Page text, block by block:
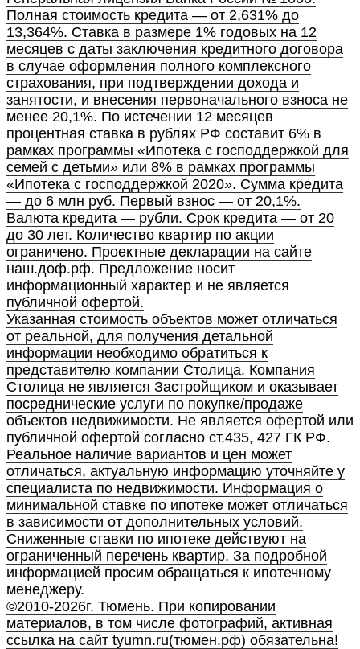
Полная стоимость кредита — от 2,631% до
13,364%. Ставка в размере 1% годовых на 12
месяцев с даты заключения кредитного договора
в случае оформления полного комплексного
страхования, при подтверждении дохода и
занятости, и внесения первоначального взноса не
менее 20,1%. По истечении 12 месяцев
процентная ставка в рублях РФ составит 6% в
рамках программы «Ипотека с господдержкой для
семей с детьми» или 8% в рамках программы
«Ипотека с господдержкой 2020». Сумма кредита
— до 6 млн руб. Первый взнос — от 20,1%.
Валюта кредита — рубли. Срок кредита — от 20
до 30 лет. Количество квартир по акции
ограничено. Проектные декларации на сайте
наш.доф.рф. Предложение носит
информационный характер и не является
публичной офертой.
Указанная стоимость объектов может отличаться
от реальной, для получения детальной
информации необходимо обратиться к
представителю компании Столица. Компания
Столица не является Застройщиком и оказывает
посреднические услуги по покупке/продаже
объектов недвижимости. Не является офертой или
публичной офертой согласно ст.435, 427 ГК РФ.
Реальное наличие вариантов и цен может
отличаться, актуальную информацию уточняйте у
специалиста по недвижимости. Информация о
минимальной ставке по ипотеке может отличаться
в зависимости от дополнительных условий.
Сниженные ставки по ипотеке действуют на
ограниченный перечень квартир. За подробной
информацией просим обращаться к ипотечному
менеджеру.
©2010-2026г. Тюмень. При копировании
материалов, в том числе фотографий, активная
ссылка на сайт tyumn.ru(тюмен.рф) обязательна!